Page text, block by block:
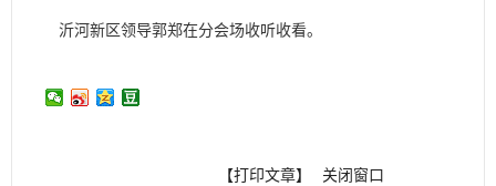
沂河新区领导郭郑在分会场收听收看。
【打印文章】 关闭窗口